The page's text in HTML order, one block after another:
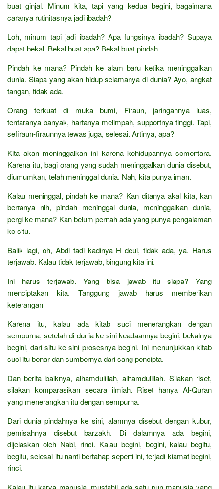
buat ginjal. Minum kita, tapi yang kedua begini, bagaimana
caranya rutinitasnya jadi ibadah?
Loh, minum tapi jadi ibadah? Apa fungsinya ibadah? Supaya
dapat bekal. Bekal buat apa? Bekal buat pindah.
Pindah ke mana? Pindah ke alam baru ketika meninggalkan
dunia. Siapa yang akan hidup selamanya di dunia? Ayo, angkat
tangan, tidak ada.
Orang terkuat di muka bumi, Firaun, jaringannya luas,
tentaranya banyak, hartanya melimpah, supportnya tinggi. Tapi,
sefiraun-firaunnya tewas juga, selesai. Artinya, apa?
Kita akan meninggalkan ini karena kehidupannya sementara.
Karena itu, bagi orang yang sudah meninggalkan dunia disebut,
diumumkan, telah meninggal dunia. Nah, kita punya iman.
Kalau meninggal, pindah ke mana? Kan ditanya akal kita, kan
bertanya nih, pindah meninggal dunia, meninggalkan dunia,
pergi ke mana? Kan belum pernah ada yang punya pengalaman
ke situ.
Balik lagi, oh, Abdi tadi kadinya H deui, tidak ada, ya. Harus
terjawab. Kalau tidak terjawab, bingung kita ini.
Ini harus terjawab. Yang bisa jawab itu siapa? Yang
menciptakan kita. Tanggung jawab harus memberikan
keterangan.
Karena itu, kalau ada kitab suci menerangkan dengan
sempurna, setelah di dunia ke sini keadaannya begini, bekalnya
begini, dari situ ke sini prosesnya begini. Ini menunjukkan kitab
suci itu benar dan sumbernya dari sang pencipta.
Dan berita baiknya, alhamdulillah, alhamdulillah. Silakan riset,
silakan komparasikan secara ilmiah. Riset hanya Al-Quran
yang menerangkan itu dengan sempurna.
Dari dunia pindahnya ke sini, alamnya disebut dengan kubur,
pemisahnya disebut barzakh. Di dalamnya ada begini,
dijelaskan oleh Nabi, rinci. Kalau begini, begini, kalau begitu,
begitu, selesai itu nanti bertahap seperti ini, terjadi kiamat begini,
rinci.